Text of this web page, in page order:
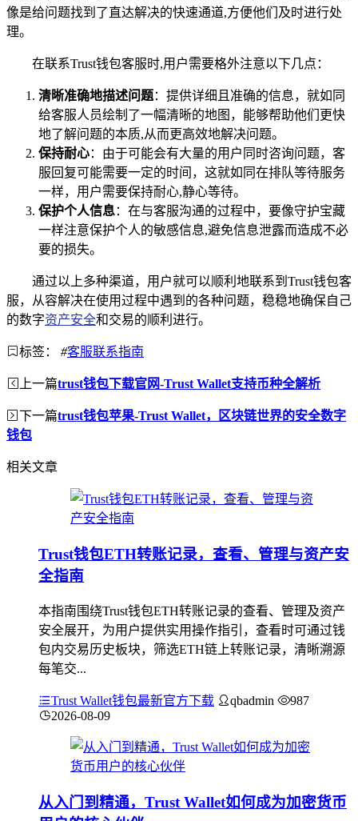
像是给问题找到了直达解决的快速通道,方便他们及时进行处
理。
在联系Trust钱包客服时,用户需要格外注意以下几点：
清晰准确地描述问题：提供详细且准确的信息，就如同
给客服人员绘制了一幅清晰的地图，能够帮助他们更快
地了解问题的本质,从而更高效地解决问题。
保持耐心：由于可能会有大量的用户同时咨询问题，客
服回复可能需要一定的时间，这就如同在排队等待服务
一样，用户需要保持耐心,静心等待。
保护个人信息：在与客服沟通的过程中，要像守护宝藏
一样注意保护个人的敏感信息,避免信息泄露而造成不必
要的损失。
通过以上多种渠道，用户就可以顺利地联系到Trust钱包客
服，从容解决在使用过程中遇到的各种问题，稳稳地确保自己
的数字资产安全和交易的顺利进行。
标签： #客服联系指南
上一篇trust钱包下载官网-Trust Wallet支持币种全解析
下一篇trust钱包苹果-Trust Wallet，区块链世界的安全数字
钱包
相关文章
Trust钱包ETH转账记录，查看、管理与资产安
全指南
本指南围绕Trust钱包ETH转账记录的查看、管理及资产
安全展开，为用户提供实用操作指引，查看时可通过钱
包内交易历史板块，筛选ETH链上转账记录，清晰溯源
每笔交...
Trust Wallet钱包最新官方下载 qbadmin
987
2026-08-09
从入门到精通，Trust Wallet如何成为加密货币